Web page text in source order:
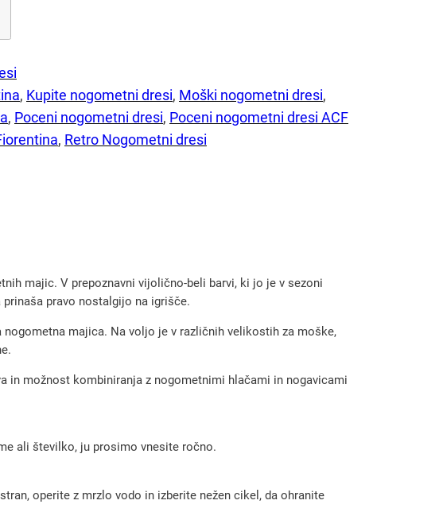
, Kupite nogometni dresi, Moški nogometni dresi
, Poceni nogometni dresi, Poceni nogometni dresi ACF
, Retro Nogometni dresi
majic. V prepoznavni vijolično-beli barvi, ki jo je v sezoni
pravo nostalgijo na igrišče.
majica. Na voljo je v različnih velikostih za moške,
in možnost kombiniranja z nogometnimi hlačami in nogavicami
ali številko, ju prosimo vnesite ročno.
operite z mrzlo vodo in izberite nežen cikel, da ohranite